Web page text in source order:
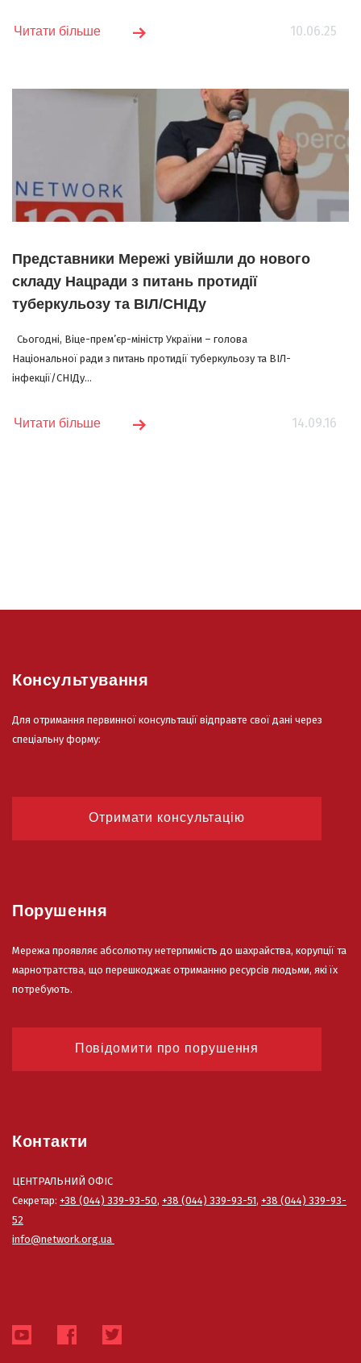
10.06.25
Читати більше
Представники Мережі увійшли до нового
складу Нацради з питань протидії
туберкульозу та ВІЛ/СНІДу
Сьогодні, Віце-прем’єр-міністр України – голова
Національної ради з питань протидії туберкульозу та ВІЛ-
інфекції/СНІДу...
14.09.16
Читати більше
Консультування
Для отримання первинної консультації відправте свої дані через
спеціальну форму:
Отримати консультацію
Порушення
Мережа проявляє абсолютну нетерпимість до шахрайства, корупції та
марнотратства, що перешкоджає отриманню ресурсів людьми, які їх
потребують.
Повідомити про порушення
Контакти
ЦЕНТРАЛЬНИЙ ОФІС
Секретар: +38 (044) 339-93-50, +38 (044) 339-93-51, +38 (044) 339-93-
52
info@network.org.ua